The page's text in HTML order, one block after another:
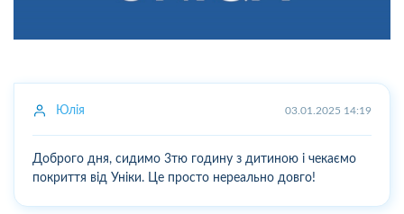
Юлія 03.01.2025 14:19
Доброго дня, сидимо 3тю годину з дитиною і чекаємо
покриття від Уніки. Це просто нереально довго!